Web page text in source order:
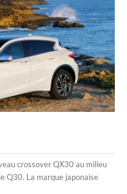
crossover QX30 au milieu
Q30. La marque japonaise